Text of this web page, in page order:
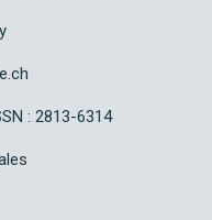
: 2813-6314